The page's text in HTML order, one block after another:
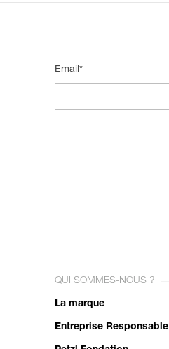
Email*
QUI SOMMES-NOUS ?
La marque
Entreprise Responsable